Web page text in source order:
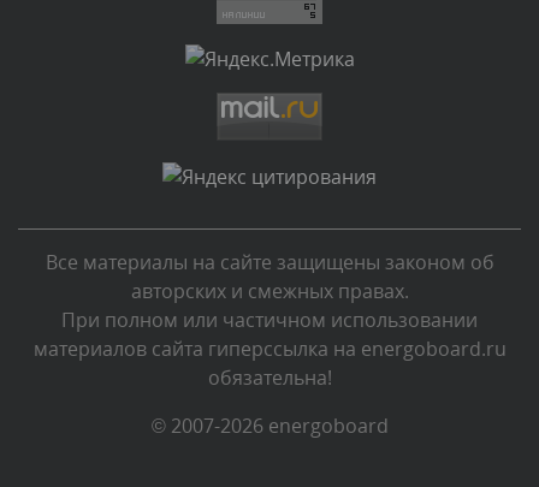
Текст комментария будет виден после проверки
администратором.
Текст комментария будет виден после проверки
администратором.
Комментарий проверяется
Текст комментария будет виден после проверки
администратором.
Вчера, в 09:03
Комментарий проверяется
Все материалы на сайте защищены законом об
авторских и смежных правах.
При полном или частичном использовании
материалов сайта гиперссылка на energoboard.ru
обязательна!
© 2007-2026 energoboard